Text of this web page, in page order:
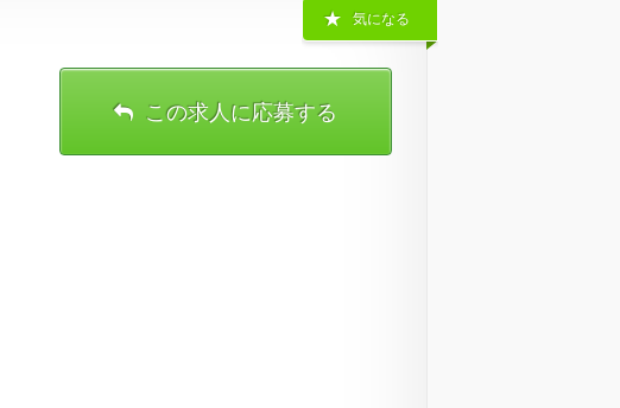
気になる
この求人に応募する